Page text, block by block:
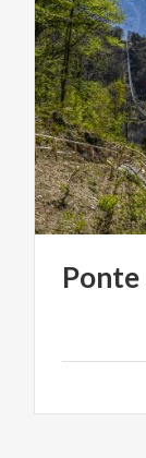
Ponte